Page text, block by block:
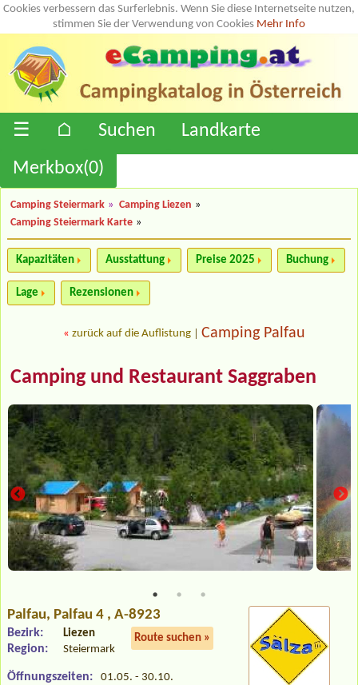
Cookies verbessern das Surferlebnis. Wenn Sie diese Internetseite nutzen,
stimmen Sie der Verwendung von Cookies Mehr Info
☰ ⌂ Suchen
Landkarte
Merkbox(0)
Camping Steiermark » Camping Liezen »
Camping Steiermark Karte »
Kapazitäten Ausstattung Preise 2025 Buchung
Lage Rezensionen
« zurück auf die Auflistung Camping Palfau
Camping und Restaurant Saggraben
Palfau, Palfau 4 , A-8923
Route suchen »
Bezirk: Liezen
Region: Steiermark
Öffnungszeiten: 01.05. - 30.10.